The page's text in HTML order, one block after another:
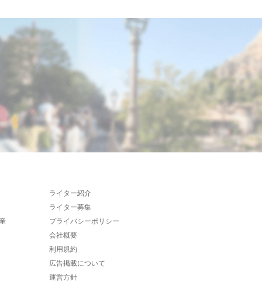
ライター紹介
ライター募集
プライバシーポリシー
会社概要
利用規約
広告掲載について
運営方針